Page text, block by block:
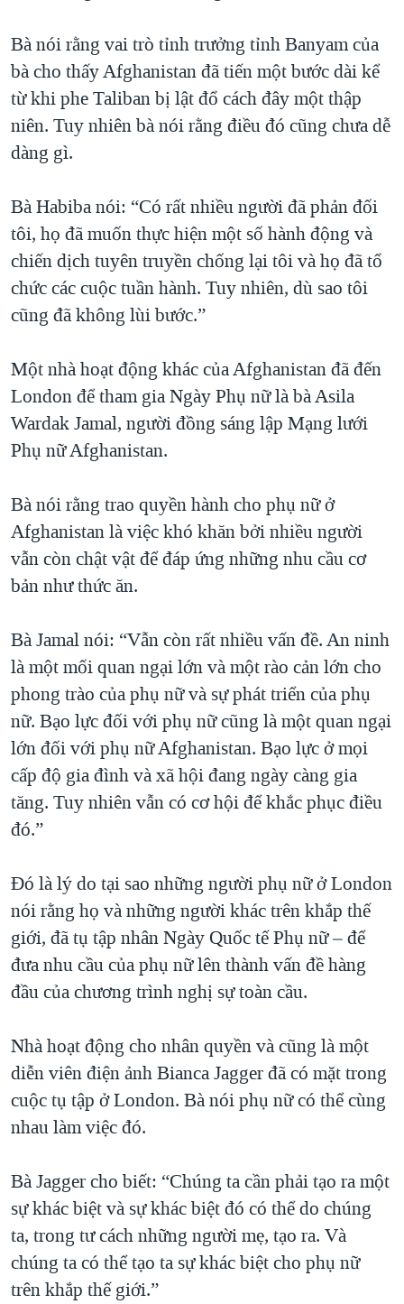
Bà nói rằng vai trò tỉnh trưởng tỉnh Banyam của
bà cho thấy Afghanistan đã tiến một bước dài kể
từ khi phe Taliban bị lật đổ cách đây một thập
niên. Tuy nhiên bà nói rằng điều đó cũng chưa dễ
dàng gì.
Bà Habiba nói: “Có rất nhiều người đã phản đối
tôi, họ đã muốn thực hiện một số hành động và
chiến dịch tuyên truyền chống lại tôi và họ đã tổ
chức các cuộc tuần hành. Tuy nhiên, dù sao tôi
cũng đã không lùi bước.”
Một nhà hoạt động khác của Afghanistan đã đến
London để tham gia Ngày Phụ nữ là bà Asila
Wardak Jamal, người đồng sáng lập Mạng lưới
Phụ nữ Afghanistan.
Bà nói rằng trao quyền hành cho phụ nữ ở
Afghanistan là việc khó khăn bởi nhiều người
vẫn còn chật vật để đáp ứng những nhu cầu cơ
bản như thức ăn.
Bà Jamal nói: “Vẫn còn rất nhiều vấn đề. An ninh
là một mối quan ngại lớn và một rào cản lớn cho
phong trào của phụ nữ và sự phát triển của phụ
nữ. Bạo lực đối với phụ nữ cũng là một quan ngại
lớn đối với phụ nữ Afghanistan. Bạo lực ở mọi
cấp độ gia đình và xã hội đang ngày càng gia
tăng. Tuy nhiên vẫn có cơ hội để khắc phục điều
đó.”
Đó là lý do tại sao những người phụ nữ ở London
nói rằng họ và những người khác trên khắp thế
giới, đã tụ tập nhân Ngày Quốc tế Phụ nữ – để
đưa nhu cầu của phụ nữ lên thành vấn đề hàng
đầu của chương trình nghị sự toàn cầu.
Nhà hoạt động cho nhân quyền và cũng là một
diễn viên điện ảnh Bianca Jagger đã có mặt trong
cuộc tụ tập ở London. Bà nói phụ nữ có thể cùng
nhau làm việc đó.
Bà Jagger cho biết: “Chúng ta cần phải tạo ra một
sự khác biệt và sự khác biệt đó có thể do chúng
ta, trong tư cách những người mẹ, tạo ra. Và
chúng ta có thể tạo ta sự khác biệt cho phụ nữ
trên khắp thế giới.”